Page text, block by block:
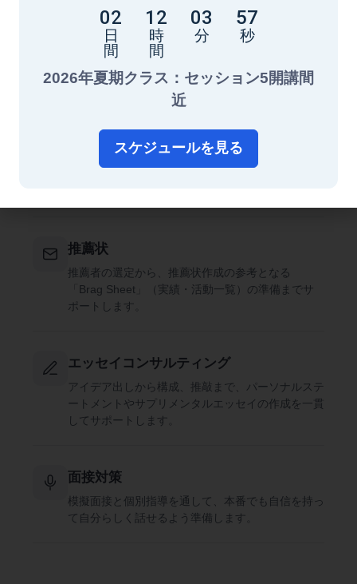
課外活動
生徒様の強みや興味を活かし、一貫性のある課外活
動プロフィールを構築できるよう戦略的にサポート
します。
大学リスト作成
挑戦校・実力相応校・安全校（滑り止め校）をバラ
推薦状
推薦者の選定から、推薦状作成の参考となる
「Brag Sheet」（実績・活動一覧）の準備までサ
ポートします。
エッセイコンサルティング
アイデア出しから構成、推敲まで、パーソナルステ
ートメントやサプリメンタルエッセイの作成を一貫
してサポートします。
面接対策
模擬面接と個別指導を通して、本番でも自信を持っ
て自分らしく話せるよう準備します。
02
日
間
12
時
間
03
分
55
秒
2026年夏期クラス：セッション5開講間
近
スケジュールを見る